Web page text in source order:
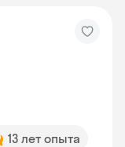
13 лет опыта